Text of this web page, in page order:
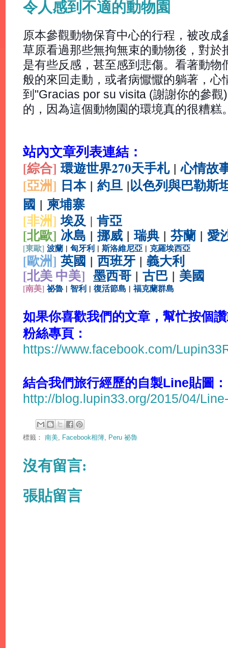
令人感到不適的動物園
原本參觀動物保育中心的行程，被改
草原看過那些無拘無束的動物後，對於
是有些反感，甚至感到悲傷。看著動
般的來回走動，或者病懨懨的躺著，
到"Gracias por su visita (謝謝你的參
的，因為這個動物園的環境真的很糟糕
站內文章列表連結：
[綜合] 環遊世界270天手札|心情故
[亞洲] 日本 | 約旦 |以色列與巴勒斯
國 | 柬埔寨
[非洲]埃及 | 肯亞
[北歐] 冰島 | 挪威 | 瑞典 | 芬蘭 | 愛
[東歐] 波蘭 | 匈牙利 | 斯洛維尼亞 | 克羅埃西亞
[歐洲] 英國 | 西班牙 | 義大利
[北美 中美] 墨西哥 | 古巴 | 美國
[南美] 祕魯 | 智利 | 復活節島 | 福克蘭群島
如果你喜歡我們的文章，幫忙按個
粉絲專頁：
https://www.facebook.com/
結合我們旅行經歷的自製Line貼圖：
http://blog.lupin33.org/2015/04/
標籤： 南美 Facebook相簿 Peru 祕魯
沒有留言:
張貼留言